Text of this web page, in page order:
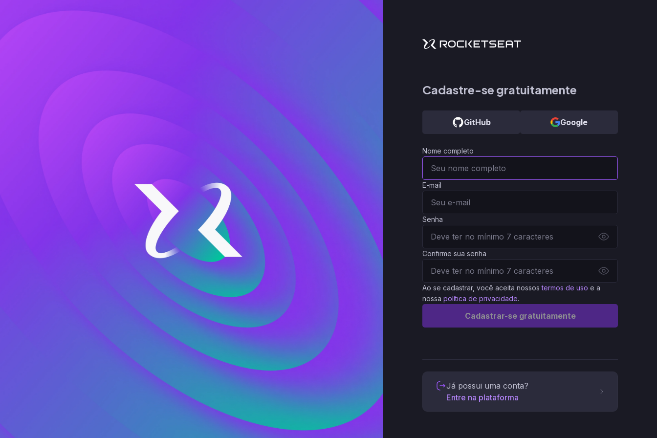
Cadastre-se gratuitamente
GitHub Google
Nome completo
E-mail
Senha
Confirme sua senha
Ao se cadastrar, você aceita nossos termos de uso e a
nossa política de privacidade.
Cadastrar-se gratuitamente
Já possui uma conta?
Entre na plataforma